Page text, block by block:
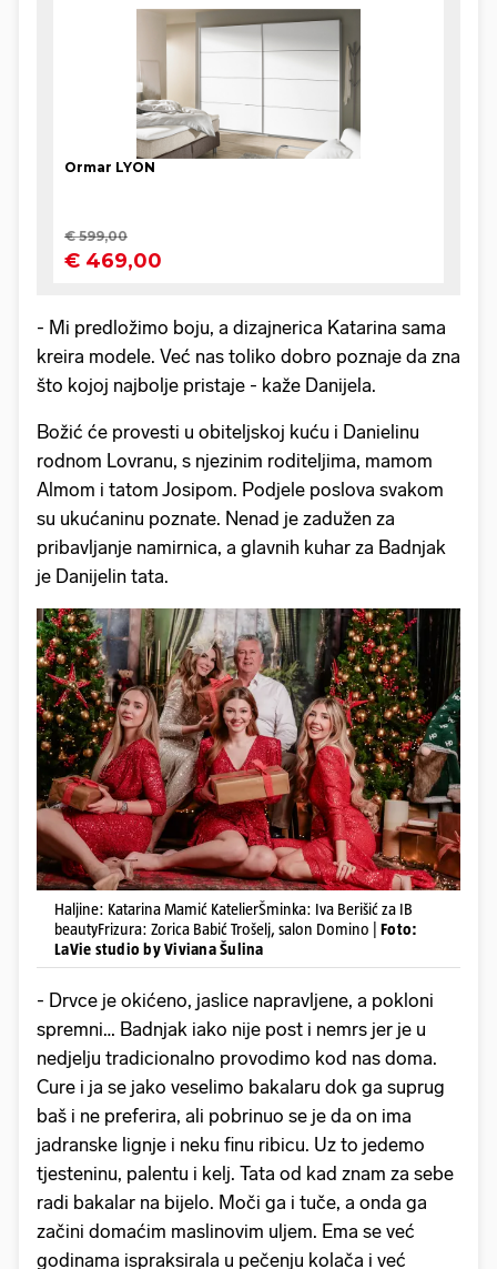
- Mi predložimo boju, a dizajnerica Katarina sama
kreira modele. Već nas toliko dobro poznaje da zna
što kojoj najbolje pristaje - kaže Danijela.
Božić će provesti u obiteljskoj kuću i Danielinu
rodnom Lovranu, s njezinim roditeljima, mamom
Almom i tatom Josipom. Podjele poslova svakom
su ukućaninu poznate. Nenad je zadužen za
pribavljanje namirnica, a glavnih kuhar za Badnjak
je Danijelin tata.
Haljine: Katarina Mamić KatelierŠminka: Iva Berišić za IB
beautyFrizura: Zorica Babić Trošelj, salon Domino | Foto:
LaVie studio by Viviana Šulina
- Drvce je okićeno, jaslice napravljene, a pokloni
spremni… Badnjak iako nije post i nemrs jer je u
nedjelju tradicionalno provodimo kod nas doma.
Cure i ja se jako veselimo bakalaru dok ga suprug
baš i ne preferira, ali pobrinuo se je da on ima
jadranske lignje i neku finu ribicu. Uz to jedemo
tjesteninu, palentu i kelj. Tata od kad znam za sebe
radi bakalar na bijelo. Moči ga i tuče, a onda ga
začini domaćim maslinovim uljem. Ema se već
godinama ispraksirala u pečenju kolača i već